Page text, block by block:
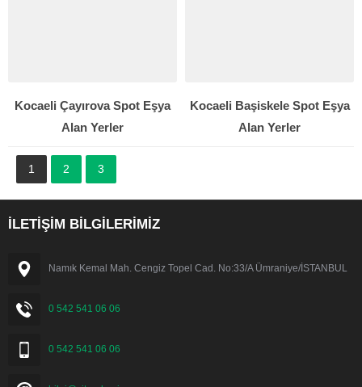
Kocaeli Çayırova Spot Eşya
Alan Yerler
Kocaeli Başiskele Spot Eşya
Alan Yerler
1 2 3
İLETİŞİM BİLGİLERİMİZ
Namık Kemal Mah. Cengiz Topel Cad. No:33/A Ümraniye/İSTANBUL
0 542 541 06 06
0 542 541 06 06